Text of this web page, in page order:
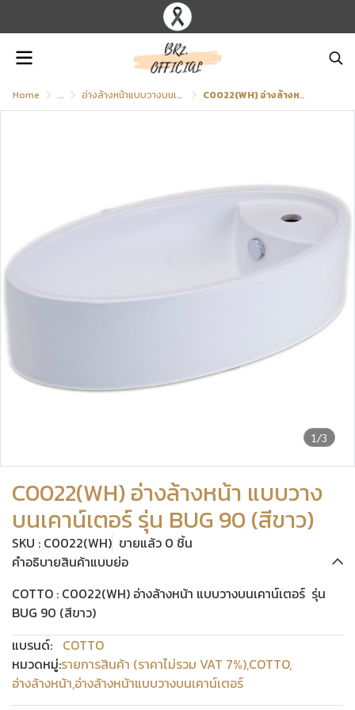
Home ... อ่างล้างหน้าแบบวางบนเคาน์เตอร์ C0022(WH) อ่างล้างหน้า แบบวางบนเคาน์เตอร์ รุ่น BUG 90 (สีขาว)
1/3
C0022(WH) อ่างล้างหน้า แบบวาง
บนเคาน์เตอร์ รุ่น BUG 90 (สีขาว)
SKU : C0022(WH) ขายแล้ว 0 ชิ้น
คำอธิบายสินค้าแบบย่อ
COTTO : C0022(WH) อ่างล้างหน้า แบบวางบนเคาน์เตอร์ รุ่น
BUG 90 (สีขาว)
แบรนด์: COTTO
หมวดหมู่:รายการสินค้า (ราคาไม่รวม VAT 7%),COTTO,
อ่างล้างหน้า,อ่างล้างหน้าแบบวางบนเคาน์เตอร์